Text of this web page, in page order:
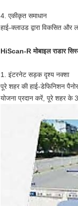
4. एकीकृत समाधान
हाई-क्लाउड द्वारा विकसित
HiScan-R मोबाइल राडार
1. इंटरनेट सड़क दृश्य नक्शा
पूरे शहर की हाई-डेफिनिशन
योजना प्रदान करें, पूरे शहर के